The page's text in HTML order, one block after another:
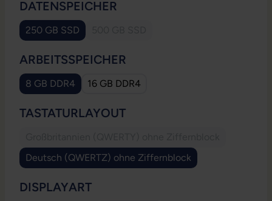
DATENSPEICHER
250 GB SSD
ARBEITSSPEICHER
8 GB DDR4 16 GB DDR4
TASTATURLAYOUTAUSWÄHLEN
Deutsch (QWERTZ) ohne Ziffernblock
DISPLAYARTAUSWÄHLEN